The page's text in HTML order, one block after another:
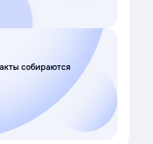
собираются